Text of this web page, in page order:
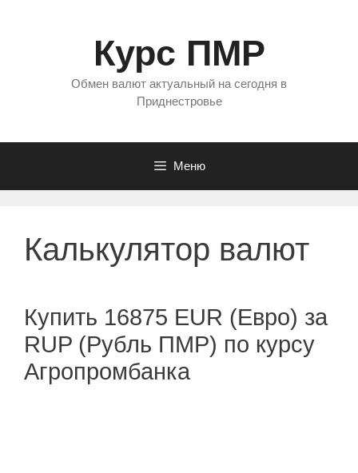
Курс ПМР
Обмен валют актуальный на сегодня в
Приднестровье
Меню
Калькулятор валют
Купить 16875 EUR (Евро) за
RUP (Рубль ПМР) по курсу
Агропромбанка